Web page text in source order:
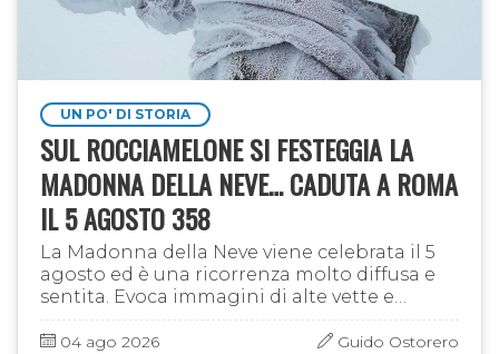
UN PO' DI STORIA
SUL ROCCIAMELONE SI FESTEGGIA LA
MADONNA DELLA NEVE… CADUTA A ROMA
IL 5 AGOSTO 358
La Madonna della Neve viene celebrata il 5
agosto ed è una ricorrenza molto diffusa e
sentita. Evoca immagini di alte vette e
bianche distese e in Valle di Susa tende le
sue mani protettive dalla più …
04 ago 2026 Guido Ostorero